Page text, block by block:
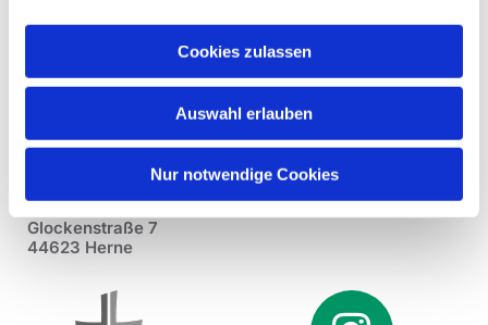
Cookies zulassen
Auswahl erlauben
Nur notwendige Cookies
Pfarrei St. Dionysius Herne
Glockenstraße 7
44623 Herne